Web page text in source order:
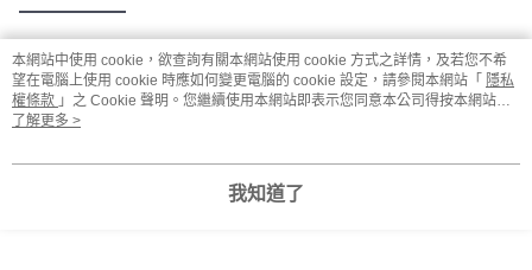
熱門標籤
本網站中使用 cookie，欲查詢有關本網站使用 cookie 方式之詳情，及若您不希
望在電腦上使用 cookie 時應如何變更電腦的 cookie 設定，請參閱本網站「 隱私
權條款 」之 Cookie 聲明。您繼續使用本網站即表示您同意本公司得按本網站使
用條款之 Cookie 聲明使用 cookie。
了解更多 >
我知道了